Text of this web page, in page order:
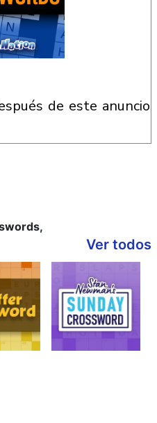
de este anuncio
Ver todos